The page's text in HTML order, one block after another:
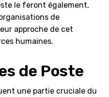
le feront également,
de
approche de cet
humaines.
de Poste
une partie cruciale du